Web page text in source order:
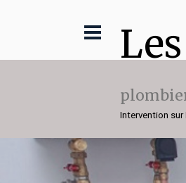
Intervention sur